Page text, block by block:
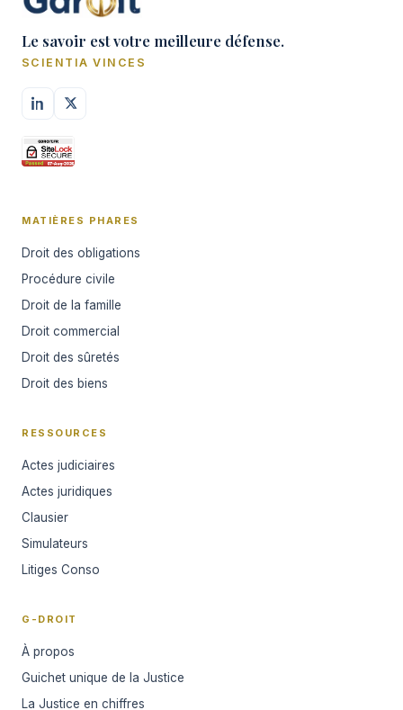
Le savoir est votre meilleure défense.
SCIENTIA VINCES
MATIÈRES PHARES
Droit des obligations
Procédure civile
Droit de la famille
Droit commercial
Droit des sûretés
Droit des biens
RESSOURCES
Actes judiciaires
Actes juridiques
Clausier
Simulateurs
Litiges Conso
G-DROIT
À propos
Guichet unique de la Justice
La Justice en chiffres